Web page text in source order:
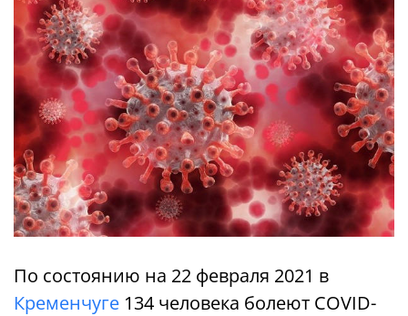
По состоянию на 22 февраля 2021 в
Кременчуге 134 человека болеют COVID-